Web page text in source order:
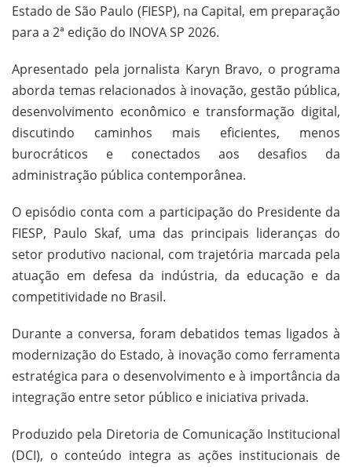
Estado de São Paulo (FIESP), na Capital, em preparação
para a 2ª edição do INOVA SP 2026.
Apresentado pela jornalista Karyn Bravo, o programa
aborda temas relacionados à inovação, gestão pública,
desenvolvimento econômico e transformação digital,
discutindo caminhos mais eficientes, menos
burocráticos e conectados aos desafios da
administração pública contemporânea.
O episódio conta com a participação do Presidente da
FIESP, Paulo Skaf, uma das principais lideranças do
setor produtivo nacional, com trajetória marcada pela
atuação em defesa da indústria, da educação e da
competitividade no Brasil.
Durante a conversa, foram debatidos temas ligados à
modernização do Estado, à inovação como ferramenta
estratégica para o desenvolvimento e à importância da
integração entre setor público e iniciativa privada.
Produzido pela Diretoria de Comunicação Institucional
(DCI), o conteúdo integra as ações institucionais de